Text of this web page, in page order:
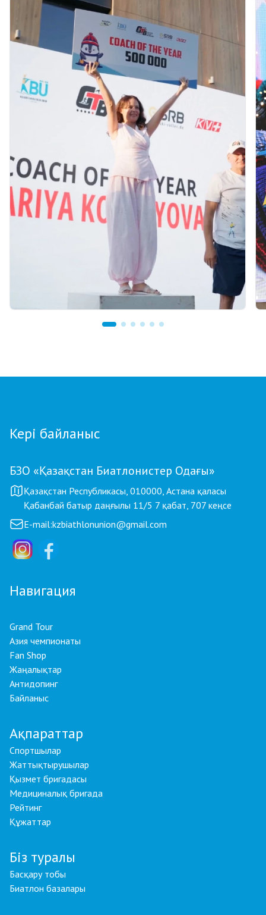
Кері байланыс
БЗО «Қазақстан Биатлонистер Одағы»
Қазақстан Республикасы, 010000, Астана қаласы
Қабанбай батыр даңғылы 11/5 7 қабат, 707 кеңсе
E-mail:kzbiathlonunion@gmail.com
Навигация
Grand Tour
Азия чемпионаты
Fan Shop
Жаңалықтар
Антидопинг
Байланыс
Ақпараттар
Спортшылар
Жаттықтырушылар
Қызмет бригадасы
Медициналық бригада
Рейтинг
Құжаттар
Біз туралы
Басқару тобы
Биатлон базалары